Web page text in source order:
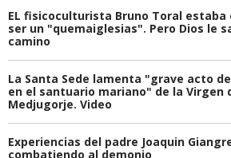
EL fisicoculturista Bruno Toral estaba
ser un "quemaiglesias". Pero Dios le
camino
La Santa Sede lamenta "grave acto
en el santuario mariano" de la Virgen
Medjugorje. Video
Experiencias del padre Joaquin
combatiendo al demonio